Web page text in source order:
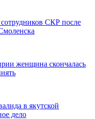
сотрудников СКР после
женщина скончалась
в якутской
дело